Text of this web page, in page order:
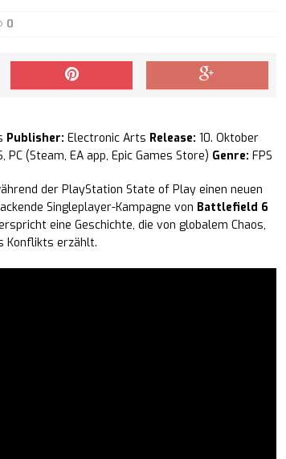
YouTube an
Showcase an
Building-Spiel erschienen NEWS
The Book of Fears – Kostenloser Prolog
sofort auf Steam verfügbar NEWS
0
Publisher: Electronic Arts Release: 10. Oktober
(Steam, EA app, Epic Games Store) Genre: FPS
der PlayStation State of Play einen neuen
Singleplayer-Kampagne von Battlefield 6
eine Geschichte, die von globalem Chaos,
Konflikts erzählt.